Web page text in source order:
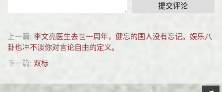
提交评论
上一篇: 李文亮医生去世一周年，健忘的国人没有忘记。娱乐八
卦也冲不淡你对言论自由的定义。
下一篇: 双标